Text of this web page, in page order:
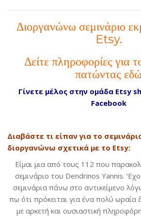
Διοργανώνω σεμινάριο
Etsy.
Δείτε πληροφορίες για
πατώντας εδώ
Γίνετε μέλος στην ομάδα Etsy
Facebook
Διαβάστε τι είπαν για το
διοργανώνω σχετικά με το Etsy:
Είμαι μια από τους 112 που
σεμινάριο του Dendrinos Yannis.
σεμινάρια πάνω στο αντικείμενο
πω ότι πρόκειται για ένα πολύ ωραία
με αρκετή και ουσιαστική